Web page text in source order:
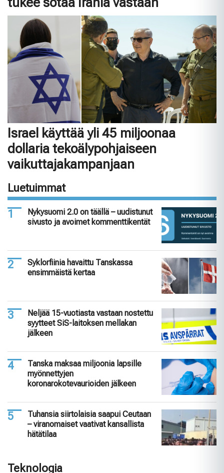
Israel käyttää yli 45 miljoonaa
dollaria tekoälypohjaiseen
vaikuttajakampanjaan
Luetuimmat
Nykysuomi 2.0 on täällä – uudistunut
sivusto ja avoimet kommenttikentät
Syklorfiinia havaittu Tanskassa
ensimmäistä kertaa
Neljää 15-vuotiasta vastaan nostettu
syytteet SiS-laitoksen mellakan
jälkeen
Tanska maksaa miljoonia lapsille
myönnettyjen
koronarokotevaurioiden jälkeen
Tuhansia siirtolaisia saapui Ceutaan
– viranomaiset vaativat kansallista
hätätilaa
Teknologia